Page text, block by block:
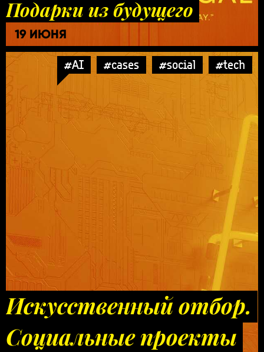
Подарки из будущего
19 ИЮНЯ
#AI #cases #social #tech
Искусственный отбор.
Социальные проекты